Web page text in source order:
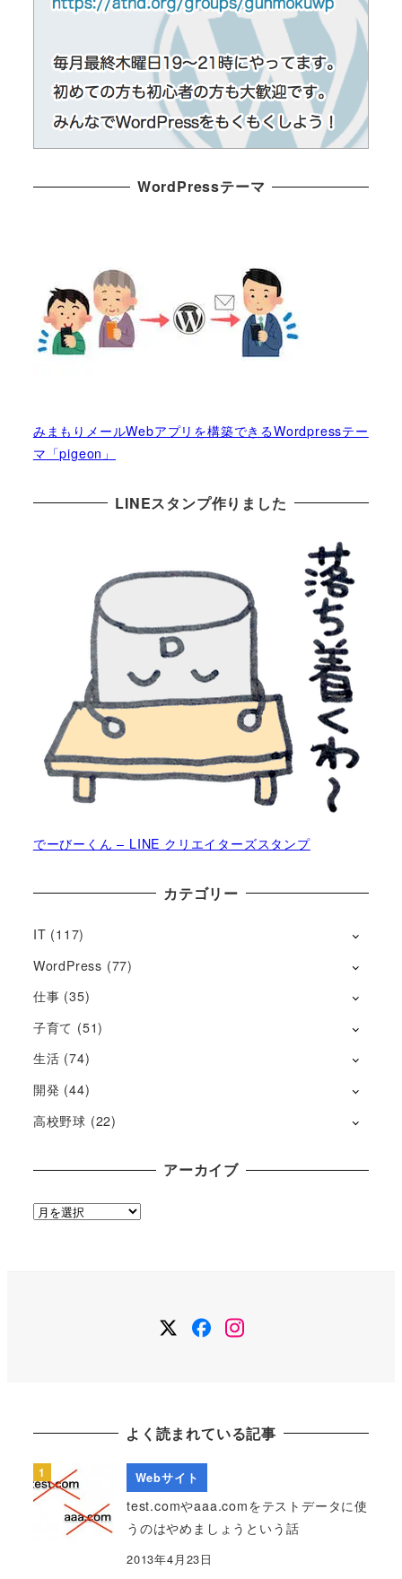
WordPressテーマ
みまもりメールWebアプリを構築できるWordpressテー
マ「pigeon」
LINEスタンプ作りました
でーびーくん – LINE クリエイターズスタンプ
カテゴリー
IT (117)
WordPress (77)
仕事 (35)
子育て (51)
生活 (74)
開発 (44)
高校野球 (22)
アーカイブ
ア
Twitter
Facebook
Instagram
よく読まれている記事
Webサイト
test.comやaaa.comをテストデータに使
うのはやめましょうという話
2013年4月23日